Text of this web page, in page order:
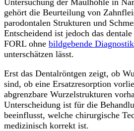
gehört die Beurteilung von
parodontalen Strukturen und
Entscheidend ist jedoch das
FORL ohne bildgebende Diagnostik
unterschätzen lässt.
Erst das Dentalröntgen zeigt, ob
sind, ob eine Ersatzresorption
abgrenzbare Wurzelstrukturen
Unterscheidung ist für die
beeinflusst, welche chirurgische
medizinisch korrekt ist.